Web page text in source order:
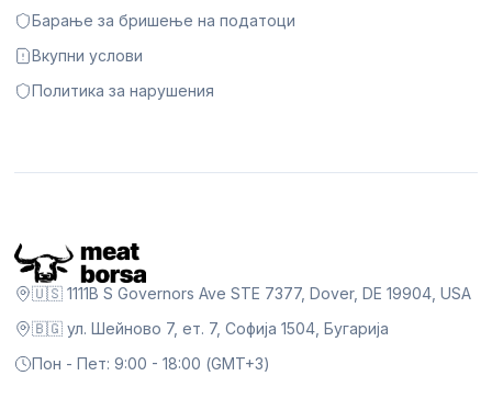
Барање за бришење на податоци
Вкупни услови
Политика за нарушения
🇺🇸 1111B S Governors Ave STE 7377, Dover, DE 19904, USA
🇧🇬 ул. Шейново 7, ет. 7, Софија 1504, Бугарија
Пон - Пет: 9:00 - 18:00 (GMT+3)